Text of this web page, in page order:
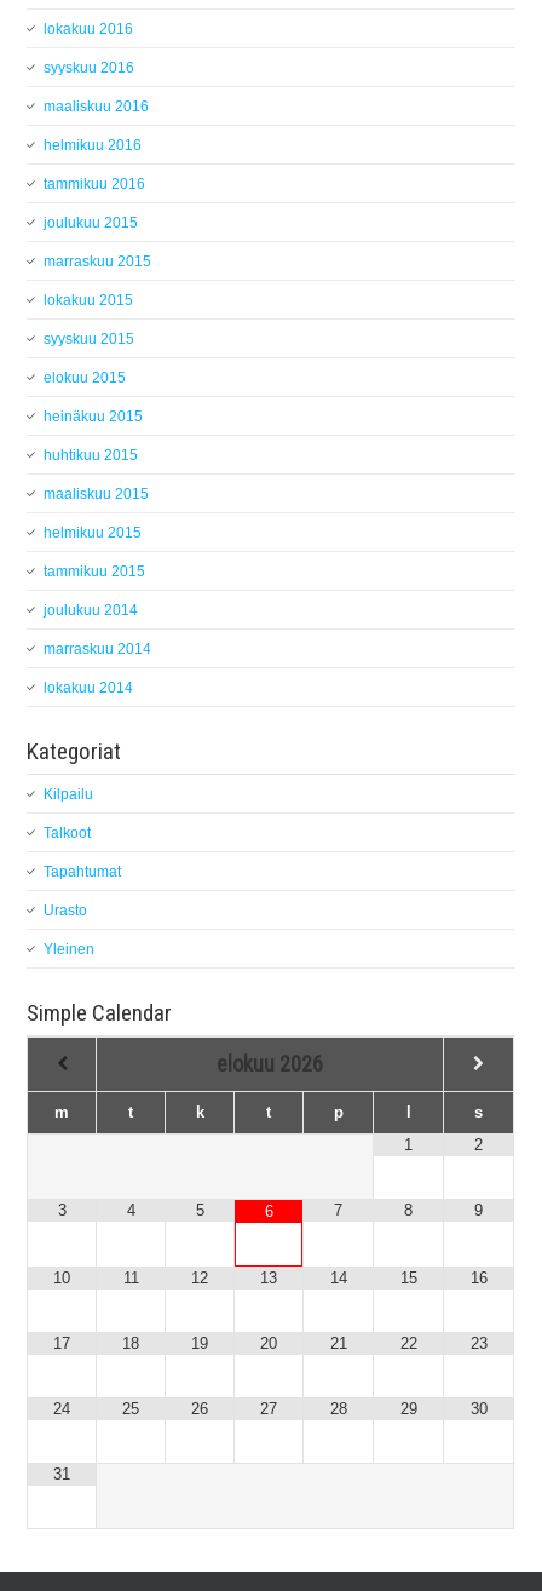
lokakuu 2016
syyskuu 2016
maaliskuu 2016
helmikuu 2016
tammikuu 2016
joulukuu 2015
marraskuu 2015
lokakuu 2015
syyskuu 2015
elokuu 2015
heinäkuu 2015
huhtikuu 2015
maaliskuu 2015
helmikuu 2015
tammikuu 2015
joulukuu 2014
marraskuu 2014
lokakuu 2014
Kategoriat
Kilpailu
Talkoot
Tapahtumat
Urasto
Yleinen
Simple Calendar
elokuu 2026
m t k t p
s
1
2
3 4 5 6 7 8 9
10 11 12 13 14 15 16
17 18 19 20 21 22 23
24 25 26 27 28 29 30
31